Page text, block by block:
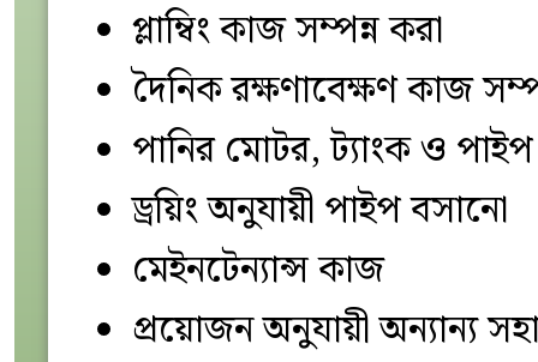
প্লাম্বিং কাজ সম্পন্ন করা
দৈনিক রক্ষণাবেক্ষণ কাজ
পানির মোটর, ট্যাংক ও পাইপ
ড্রয়িং অনুযায়ী পাইপ বসানো
মেইনটেন্যান্স কাজ
প্রয়োজন অনুযায়ী অন্যান্য